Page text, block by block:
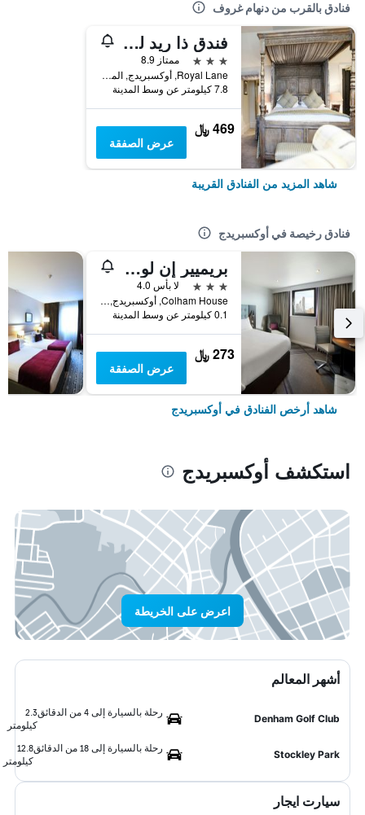
فنادق بالقرب من دنهام غروف
فندق ذا ريد ليون
3 نجوم
ممتاز 8.9
Royal Lane, أوكسبريدج, المملكة المتحدة
7.8 كيلومتر عن وسط المدينة
469 ﷼
عرض الصفقة
شاهد المزيد من الفنادق القريبة
فنادق رخيصة في أوكسبريدج
بريميير إن لوندن اكسبريدج تاون سننترت
3 نجوم
لا بأس 4.0
Colham House, أوكسبريدج, المملكة المتحدة
0.1 كيلومتر عن وسط المدينة
273 ﷼
عرض الصفقة
شاهد أرخص الفنادق في أوكسبريدج
استكشف أوكسبريدج
اعرض على الخريطة
أشهر المعالم
Denham Golf Club
رحلة بالسيارة إلى 4 من الدقائق
2.3
كيلومتر
Stockley Park
رحلة بالسيارة إلى 18 من الدقائق
12.8
كيلومتر
سيارت ايجار